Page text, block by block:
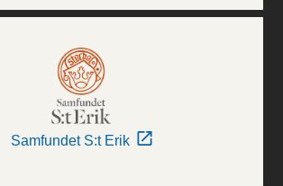
Samfundet S:t Erik